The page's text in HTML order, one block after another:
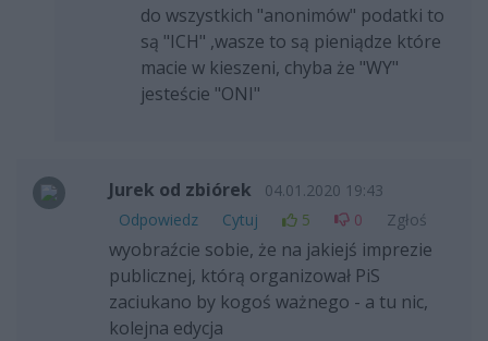
do wszystkich "anonimów" podatki to
są "ICH" ,wasze to są pieniądze które
macie w kieszeni, chyba że "WY"
jesteście "ONI"
Jurek od zbiórek
04.01.2020 19:43
Odpowiedz
Cytuj 5 0 Zgłoś
wyobraźcie sobie, że na jakiejś imprezie
publicznej, którą organizował PiS
zaciukano by kogoś ważnego - a tu nic,
kolejna edycja